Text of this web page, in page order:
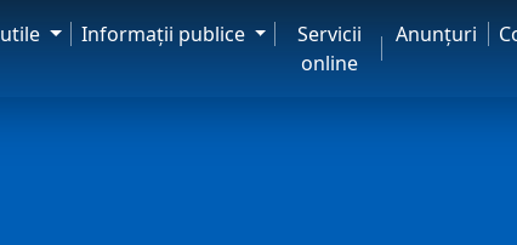
Informaţii publice
Servicii
online
Anunţuri